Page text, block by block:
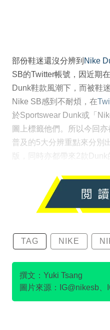
部份鞋迷還沒分辨到 Nike
SB的Twitter帳號，因近期
Dunk鞋款風潮下，而被鞋
Nike SB感到不耐煩，在
於Sportswear Dunk或「
圖上標籤他們。所以今回
普及的5大分辨重點來分別
版，同時亦都帶來2款
TAG NIKE
SB DUNK
撰文：Yuki Tsang
圖片來源：IG@nikesb
站、Twitter@nikesb截圖